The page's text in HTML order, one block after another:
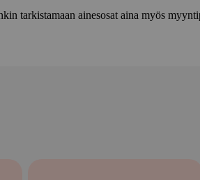
tarkistamaan ainesosat aina myös